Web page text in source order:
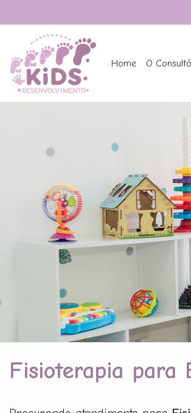
Home O
Fisioterapia para